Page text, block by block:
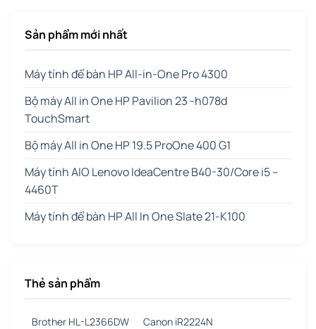
Sản phẩm mới nhất
Máy tính để bàn HP All-in-One Pro 4300
Bộ máy All in One HP Pavilion 23 -h078d
TouchSmart
Bộ máy All in One HP 19.5 ProOne 400 G1
Máy tính AIO Lenovo IdeaCentre B40-30/Core i5 –
4460T
Máy tính để bàn HP All In One Slate 21-K100
Thẻ sản phẩm
Brother HL-L2366DW
Canon iR2224N